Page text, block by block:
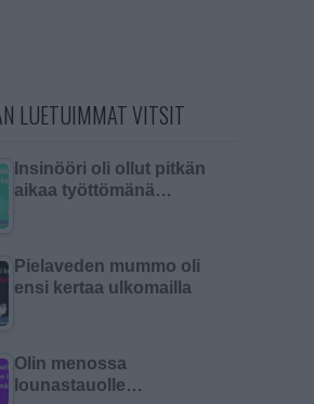
LUETUIMMAT VITSIT
Insinööri oli ollut pitkän
aikaa työttömänä…
Pielaveden mummo oli
ensi kertaa ulkomailla
Olin menossa
lounastauolle…